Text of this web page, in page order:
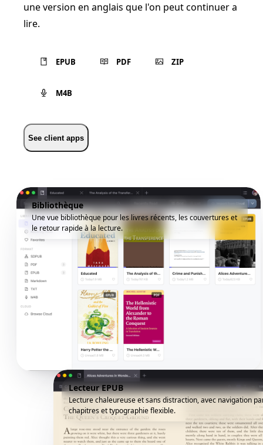
une version en anglais que l'on peut continuer a
lire.
EPUB PDF ZIP
M4B
See client apps
Bibliothèque
Une vue bibliothèque pour les livres récents, les couvertures et
le retour rapide à la lecture.
Lecteur EPUB
Lecture chaleureuse et sans distraction, avec navigation
chapitres et typographie flexible.